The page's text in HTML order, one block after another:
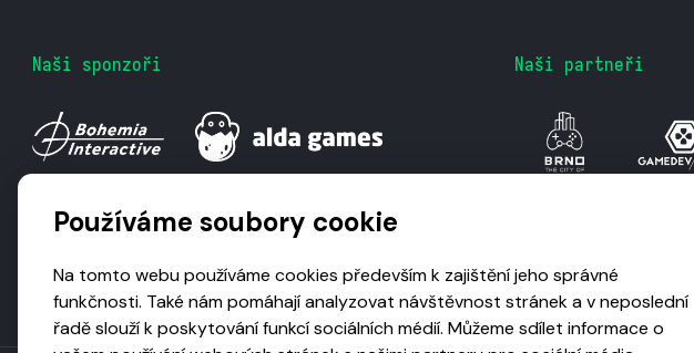
Naši sponzoři Naši partneři
Používáme soubory cookie
Na tomto webu používáme cookies především k zajištění jeho správné
funkčnosti. Také nám pomáhají analyzovat návštěvnost stránek a v neposlední
řadě slouží k poskytování funkcí sociálních médií. Můžeme sdílet informace o